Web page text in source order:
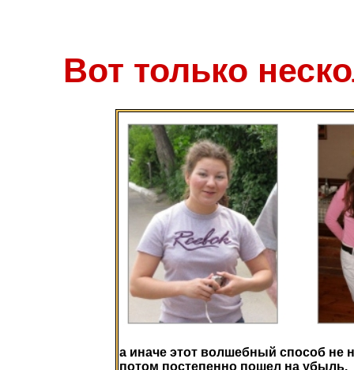
Вот только
а иначе этот волшебный способ не
потом постепенно пошел на убыль.